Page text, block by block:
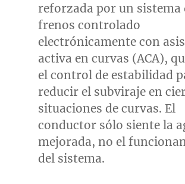
reforzada por un sistema
frenos controlado
electrónicamente con
activa en curvas (ACA),
el control de estabilidad
reducir el subviraje en
situaciones de curvas. El
conductor sólo siente la
mejorada, no el
del sistema.